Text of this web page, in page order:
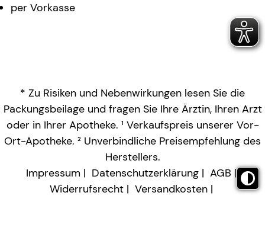
per Vorkasse
* Zu Risiken und Nebenwirkungen lesen Sie die
Packungsbeilage und fragen Sie Ihre Ärztin, Ihren Arzt
oder in Ihrer Apotheke. ¹ Verkaufspreis unserer Vor-
Ort-Apotheke. ² Unverbindliche Preisempfehlung des
Herstellers.
Impressum
Datenschutzerklärung
AGB
Widerrufsrecht
Versandkosten